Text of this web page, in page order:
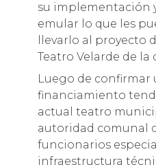
su implementación
emular lo que les
llevarlo al proyecto
Teatro Velarde de la
Luego de confirmar
financiamiento
actual teatro
autoridad comunal
funcionarios
infraestructura